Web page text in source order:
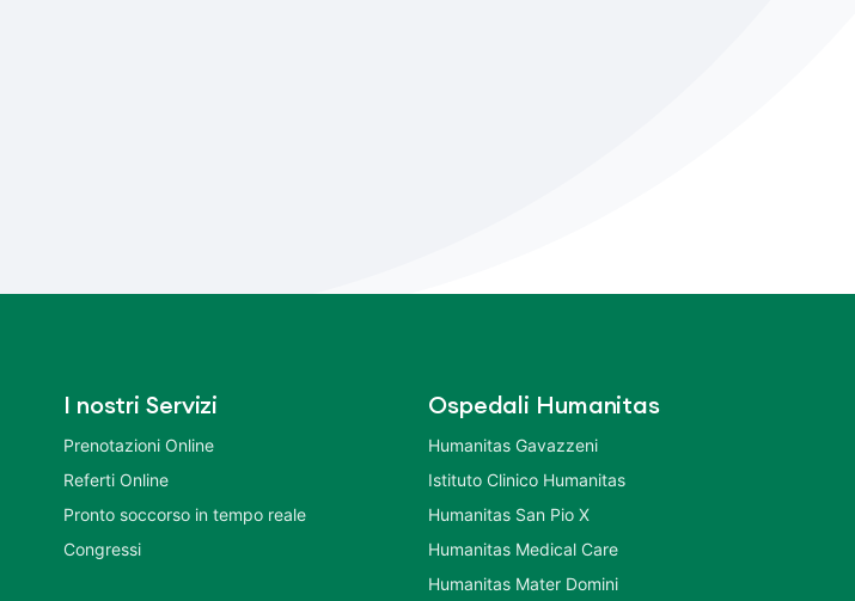
I nostri Servizi
Prenotazioni Online
Referti Online
Pronto soccorso in tempo reale
Congressi
Ospedali Humanitas
Humanitas Gavazzeni
Istituto Clinico Humanitas
Humanitas San Pio X
Humanitas Medical Care
Humanitas Mater Domini